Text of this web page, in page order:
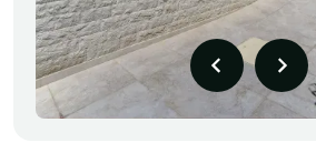
bila je predivna. Domaćini
ljubazni, pružili su punu
prekrasnu večeru za nas.
Definitivno ću se vratiti.